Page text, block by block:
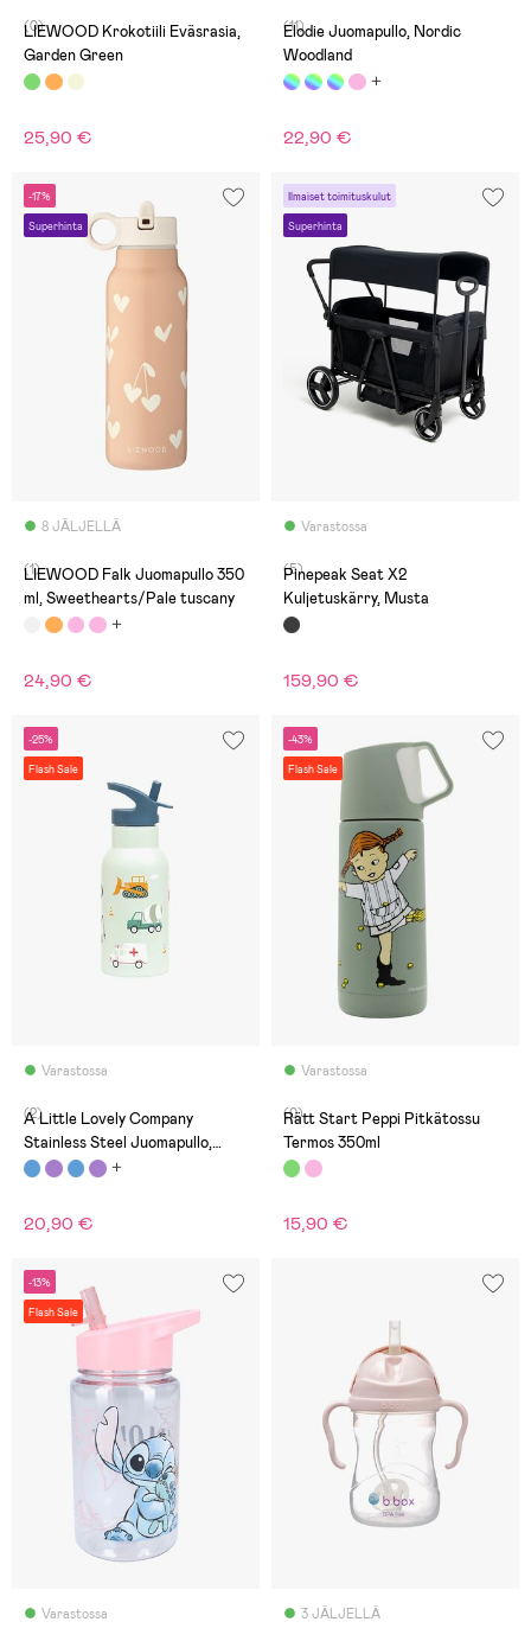
(0)
LIEWOOD Krokotiili Eväsrasia,
Garden Green
25,90 €
(11)
Elodie Juomapullo, Nordic
Woodland
22,90 €
-17%
Superhinta
8 JÄLJELLÄ
(1)
LIEWOOD Falk Juomapullo 350
ml, Sweethearts/Pale tuscany
24,90 €
Ilmaiset toimituskulut
Superhinta
Varastossa
(5)
Pinepeak Seat X2
Kuljetuskärry, Musta
159,90 €
-25%
Flash Sale
Varastossa
(2)
A Little Lovely Company
Stainless Steel Juomapullo,
Ajoneuvot
20,90 €
-43%
Flash Sale
Varastossa
(0)
Rätt Start Peppi Pitkätossu
Termos 350ml
15,90 €
-13%
Flash Sale
Varastossa 3 JÄLJELLÄ